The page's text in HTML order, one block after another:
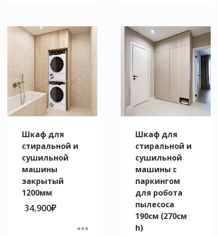
имеет
несколько
вариаций.
можно
выбрать
на
странице
товара.
имеет
несколько
вариаций.
Опции
можно
выбрать
странице
товара.
Шкаф для
стиральной и
сушильной
машины
закрытый
1200мм
34,900₽
Шкаф для
стиральной и
сушильной
машины с
паркингом
для робота
пылесоса
190см (270см
h)